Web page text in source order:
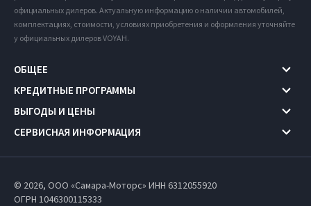
официальных дилеров. Актуальную информацию о наличии автомобилей,
комплектациях, стоимости, условиях приобретения и оформления уточняйте
у официальных дилеров VOYAH.
ОБЩЕЕ
КРЕДИТНЫЕ ПРОГРАММЫ
ВЫГОДЫ И ЦЕНЫ
СЕРВИСНАЯ ИНФОРМАЦИЯ
© 2026, ООО «Самара-Моторс» ИНН 6312055920
ОГРН 1046300115333